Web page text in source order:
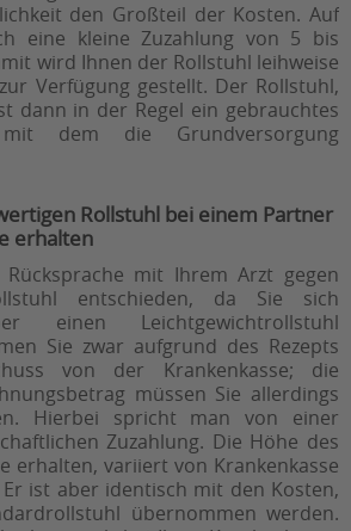
den Großteil der Kosten. Auf
eine kleine Zuzahlung von 5 bis
wird Ihnen der Rollstuhl leihweise
Verfügung gestellt. Der Rollstuhl,
dann in der Regel ein gebrauchtes
mit dem die Grundversorgung
Rollstuhl bei einem Partner
erhalten
mit Ihrem Arzt gegen
entschieden, da Sie sich
einen Leichtgewichtrollstuhl
Sie zwar aufgrund des Rezepts
von der Krankenkasse; die
müssen Sie allerdings
Hierbei spricht man von einer
Zuzahlung. Die Höhe des
erhalten, variiert von Krankenkasse
Er ist aber identisch mit den Kosten,
übernommen werden.